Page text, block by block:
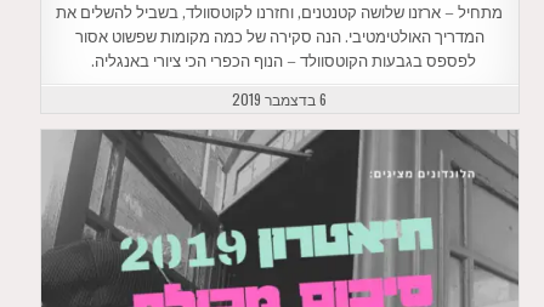
מתחיל – ארזנו שלושה קטנטנים, וחזרנו לקוטסוולד, בשביל להשלים את
המדריך האולטימטיבי. הנה סקירה של כמה מקומות שפשוט אסור
לפספס בגבעות הקוטסוולד – הנוף הכפרי הכי ציורי באנגליה.
6 בדצמבר 2019